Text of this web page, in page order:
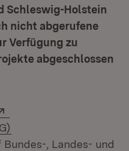
Schleswig-Holstein
nicht abgerufene
Verfügung zu
abgeschlossen
, Landes- und